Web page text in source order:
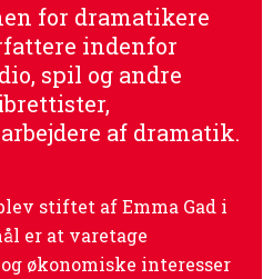
for dramatikere
indenfor
spil og andre
af dramatik.
stiftet af Emma Gad i
er at varetage
økonomiske interesser